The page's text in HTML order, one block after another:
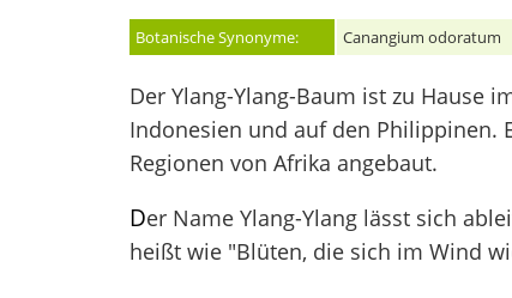
Botanische Synonyme: Canangium odoratum
Der Ylang-Ylang-Baum ist zu Hause
Indonesien und auf den Philippinen.
Regionen von Afrika angebaut.
Der Name Ylang-Ylang lässt sich
heißt wie "Blüten, die sich im Wind